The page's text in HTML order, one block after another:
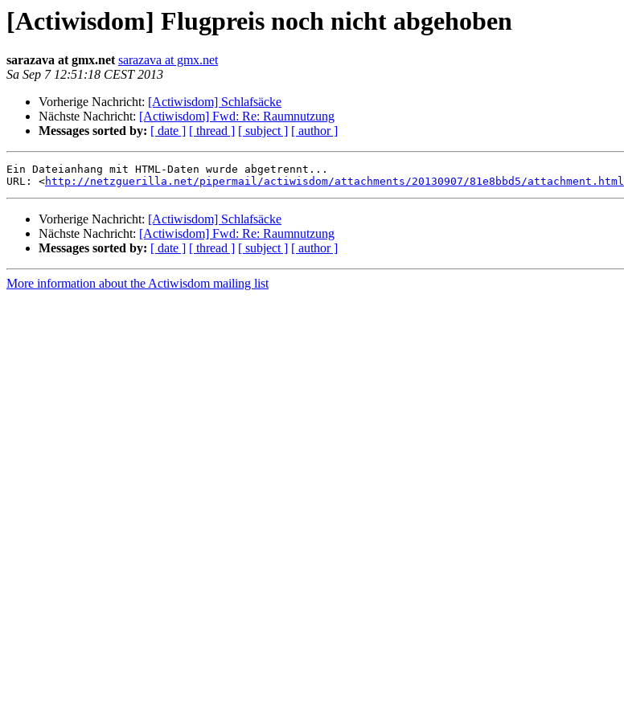
[Actiwisdom] Flugpreis noch nicht abgehoben
sarazava at gmx.net sarazava at gmx.net
Sa Sep 7 12:51:18 CEST 2013
Vorherige Nachricht: [Actiwisdom] Schlafsäcke
Nächste Nachricht: [Actiwisdom] Fwd: Re: Raumnutzung
Messages sorted by: [ date ] [ thread ] [ subject ] [ author ]
Ein Dateianhang mit HTML-Daten wurde abgetrennt...
URL: <http://netzguerilla.net/pipermail/actiwisdom/attachments/20130907/81e8bbd5/attachment.html
Vorherige Nachricht: [Actiwisdom] Schlafsäcke
Nächste Nachricht: [Actiwisdom] Fwd: Re: Raumnutzung
Messages sorted by: [ date ] [ thread ] [ subject ] [ author ]
More information about the Actiwisdom mailing list